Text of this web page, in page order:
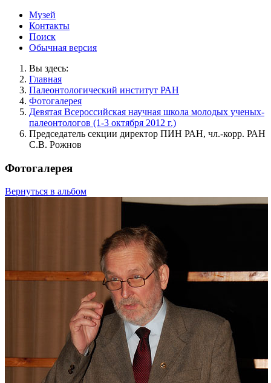
Музей
Контакты
Поиск
Обычная версия
Вы здесь:
Главная
Палеонтологический институт РАН
Фотогалерея
Девятая Всероссийская научная школа молодых ученых-
палеонтологов (1-3 октября 2012 г.)
Председатель секции директор ПИН РАН, чл.-корр. РАН
С.В. Рожнов
Фотогалерея
Вернуться в альбом